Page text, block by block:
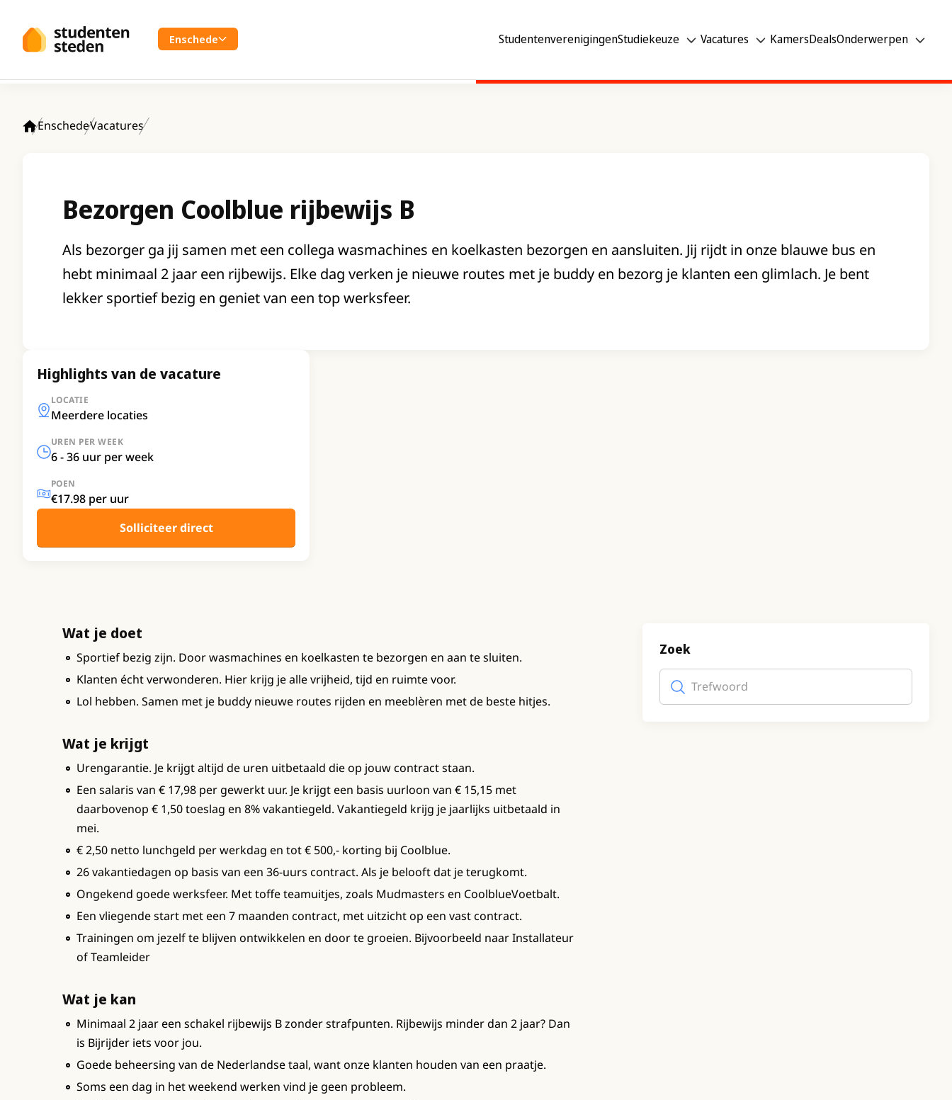
Enschede StudentenverenigingenStudiekeuze Vacatures KamersDealsOnderwerpen
EnschedeVacatures
Bezorgen Coolblue rijbewijs B
Als bezorger ga jij samen met een collega wasmachines en koelkasten bezorgen en aansluiten. Jij rijdt in onze blauwe bus en
hebt minimaal 2 jaar een rijbewijs. Elke dag verken je nieuwe routes met je buddy en bezorg je klanten een glimlach. Je bent
lekker sportief bezig en geniet van een top werksfeer.
Highlights van de vacature
LOCATIE
Meerdere locaties
UREN PER WEEK
6 - 36 uur per week
POEN
€17.98 per uur
Solliciteer direct
Wat je doet
Sportief bezig zijn. Door wasmachines en koelkasten te bezorgen en aan te sluiten.
Klanten écht verwonderen. Hier krijg je alle vrijheid, tijd en ruimte voor.
Lol hebben. Samen met je buddy nieuwe routes rijden en meeblèren met de beste hitjes.
Wat je krijgt
Urengarantie. Je krijgt altijd de uren uitbetaald die op jouw contract staan.
Een salaris van € 17,98 per gewerkt uur. Je krijgt een basis uurloon van € 15,15 met
daarbovenop € 1,50 toeslag en 8% vakantiegeld. Vakantiegeld krijg je jaarlijks uitbetaald in
mei.
€ 2,50 netto lunchgeld per werkdag en tot € 500,- korting bij Coolblue.
26 vakantiedagen op basis van een 36-uurs contract. Als je belooft dat je terugkomt.
Ongekend goede werksfeer. Met toffe teamuitjes, zoals Mudmasters en CoolblueVoetbalt.
Een vliegende start met een 7 maanden contract, met uitzicht op een vast contract.
Trainingen om jezelf te blijven ontwikkelen en door te groeien. Bijvoorbeeld naar Installateur
of Teamleider
Wat je kan
Minimaal 2 jaar een schakel rijbewijs B zonder strafpunten. Rijbewijs minder dan 2 jaar? Dan
is Bijrijder iets voor jou.
Goede beheersing van de Nederlandse taal, want onze klanten houden van een praatje.
Soms een dag in het weekend werken vind je geen probleem.
Zoek
Trefwoord